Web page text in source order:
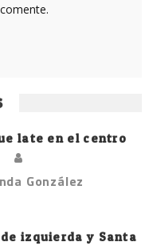
late en el centro
González
izquierda y Santa